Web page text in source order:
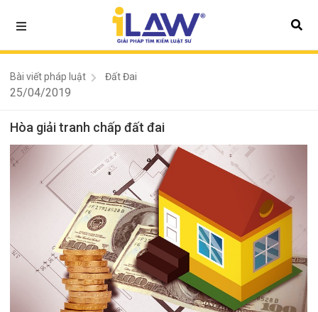
Bài viết pháp luật Đất Đai
25/04/2019
Hòa giải tranh chấp đất đai